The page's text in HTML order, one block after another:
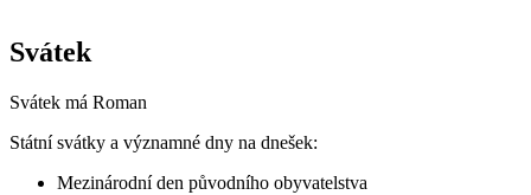
Svátek
Svátek má Roman
Státní svátky a významné dny na dnešek:
Mezinárodní den původního obyvatelstva